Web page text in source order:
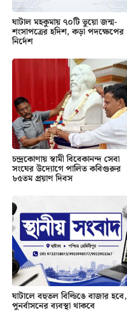
ঘাটাল মহকুমায় ৭০টি ভুয়ো জন্ম-
শংসাপত্রের হদিশ, কড়া পদক্ষেপের
নির্দেশ
চন্দ্রকোণায় স্বামী বিবেকানন্দ সেবা
সংঘের উদ্যোগে পালিত কবিগুরুর
৮৫তম প্রয়াণ দিবস
ঘাটালে বহুতল বিল্ডিঙে বাজার হবে,
পুনর্বাসনের ব্যবস্থা থাকবে